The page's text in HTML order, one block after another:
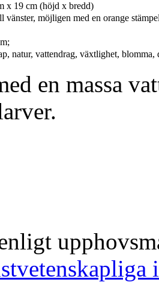
x 19 cm (höjd x bredd)
vänster, möjligen med en orange
natur, vattendrag, växtlighet, blomma,
en massa